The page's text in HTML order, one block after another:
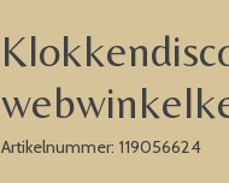
Artikelnummer: 119056624